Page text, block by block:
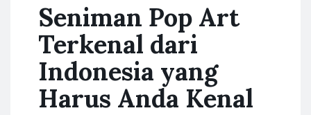
Seniman Pop Art
Terkenal dari
Indonesia yang
Harus Anda Kenal